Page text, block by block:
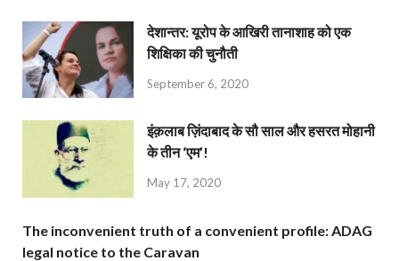
देशान्‍तर: यूरोप के आखिरी तानाशाह को एक
शिक्षिका की चुनौती
September 6, 2020
इंक़लाब ज़िंदाबाद के सौ साल और हसरत मोहानी
के तीन ‘एम’!
May 17, 2020
The inconvenient truth of a convenient profile: ADAG
legal notice to the Caravan